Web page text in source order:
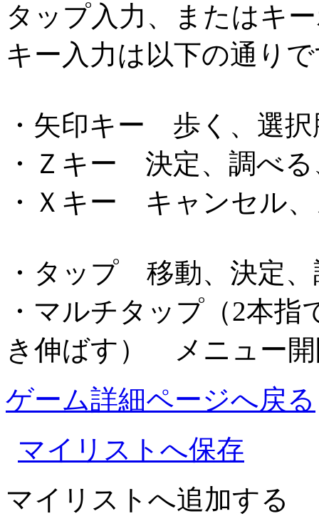
タップ入力、またはキ
キー入力は以下の通り
・矢印キー 歩く、選
・Ｚキー 決定、調べ
・Ｘキー キャンセル
・タップ 移動、決定
・マルチタップ（2本
き伸ばす） メニュー
ゲーム詳細ページへ戻る
マイリストへ保存
マイリストへ追加する